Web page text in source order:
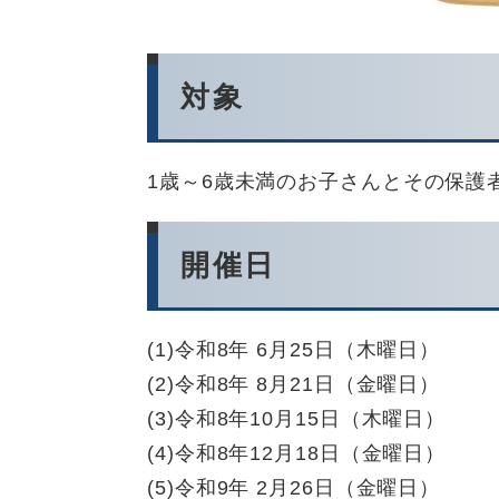
対象
1歳～6歳未満のお子さんとその保護
開催日
(1)令和8年 6月25日（木曜日）
(2)令和8年 8月21日（金曜日）
(3)令和8年10月15日（木曜日）
(4)令和8年12月18日（金曜日）
(5)令和9年 2月26日（金曜日）